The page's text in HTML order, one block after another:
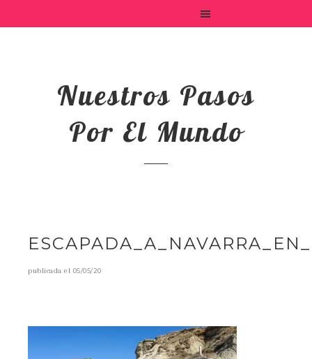
Nuestros Pasos
Por El Mundo
publicada el 05/05/20